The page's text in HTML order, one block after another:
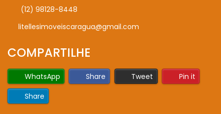
(12) 98128-8448
litellesimoveiscaragua@gmail.com
COMPARTILHE
WhatsApp Share Tweet
Pin it
Share